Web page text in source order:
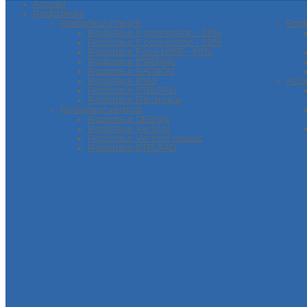
Accueil
Radiateurs
Radiateur intégré
Radiateur 6 connection - 50%
Radiateur 8 connection - 50%
Radiateur Face LISSE - 50%
Radiateur IMPERIAL
Radiateur RADSON
Radiateur IMAS
Radiateur STELRAD
Radiateur Electrique
Radiateur vertical
Radiateur DESIGN
Radiateur Vertical
Radiateur Vertical classic
Radiateur STELRAD